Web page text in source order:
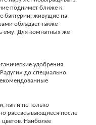
поднимет ближе к
бактерии, живущие на
обладает также
ему. Для комнатных же
удобрения.
до специально
как и не только
рассасывающиеся после
Наиболее